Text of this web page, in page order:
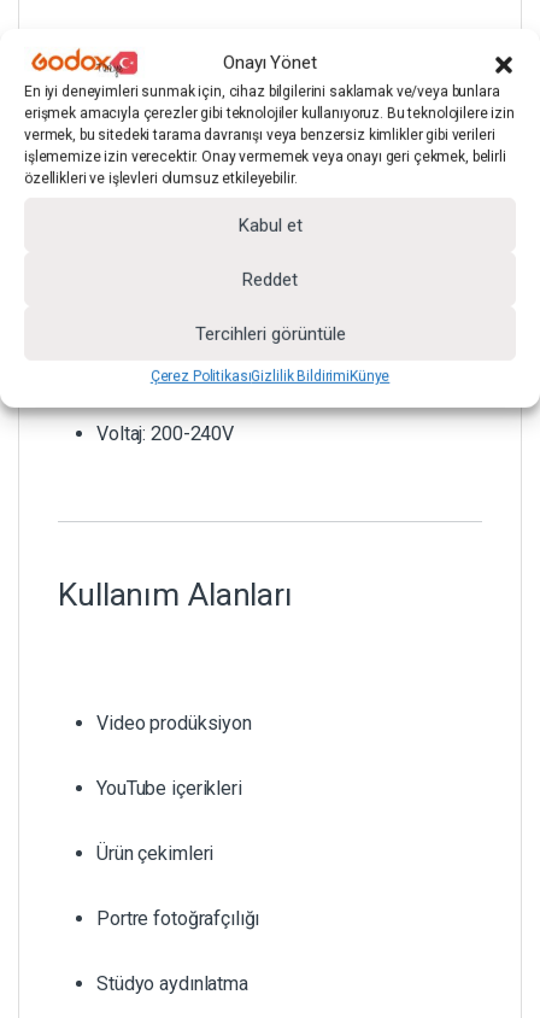
Onayı Yönet
En iyi deneyimleri sunmak için, cihaz bilgilerini saklamak ve/veya bunlara
erişmek amacıyla çerezler gibi teknolojiler kullanıyoruz. Bu teknolojilere izin
vermek, bu sitedeki tarama davranışı veya benzersiz kimlikler gibi verileri
işlememize izin verecektir. Onay vermemek veya onayı geri çekmek, belirli
özellikleri ve işlevleri olumsuz etkileyebilir.
Kabul et
Reddet
Tercihleri görüntüle
Çerez PolitikasıGizlilik BildirimiKünye
Renk Sıcaklığı: 2700K – 8500K
CRI: ≥97+
Parlaklık: %0 – %100
Bağlantı: Bowen Mount
Voltaj: 200-240V
Kullanım Alanları
Video prodüksiyon
YouTube içerikleri
Ürün çekimleri
Portre fotoğrafçılığı
Stüdyo aydınlatma